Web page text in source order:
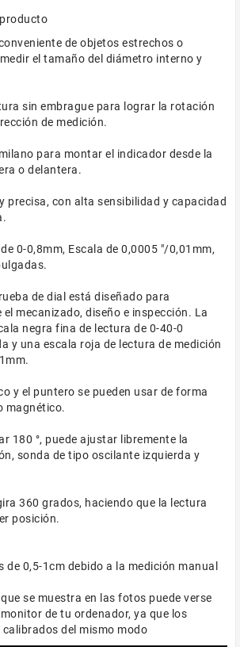
de objetos estrechos o
el tamaño del diámetro interno y
sin embrague para lograr la rotación
de medición.
para montar el indicador desde la
o delantera.
precisa, con alta sensibilidad y capacidad
0-0,8mm, Escala de 0,0005 "/0,01mm,
de dial está diseñado para
mecanizado, diseño e inspección. La
negra fina de lectura de 0-40-0
y una escala roja de lectura de medición
y el puntero se pueden usar de forma
magnético.
180 °, puede ajustar libremente la
sonda de tipo oscilante izquierda y
360 grados, haciendo que la lectura
posición.
de 0,5-1cm debido a la medición manual
se muestra en las fotos puede verse
de tu ordenador, ya que los
del mismo modo